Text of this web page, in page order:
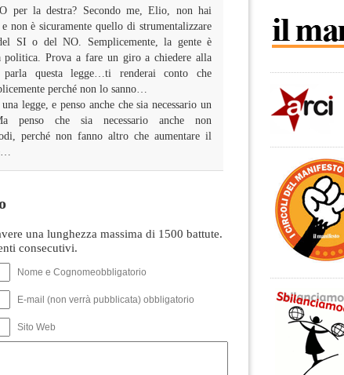
per la destra? Secondo me, Elio, non hai
non è sicuramente quello di strumentalizzare
SI o del NO. Semplicemente, la gente è
politica. Prova a fare un giro a chiedere alla
questa legge…ti renderai conto che
perché non lo sanno…
legge, e penso anche che sia necessario un
penso che sia necessario anche non
perché non fanno altro che aumentare il
una lunghezza massima di 1500 battute.
consecutivi.
Nome e Cognomeobbligatorio
E-mail (non verrà pubblicata) obbligatorio
Sito Web